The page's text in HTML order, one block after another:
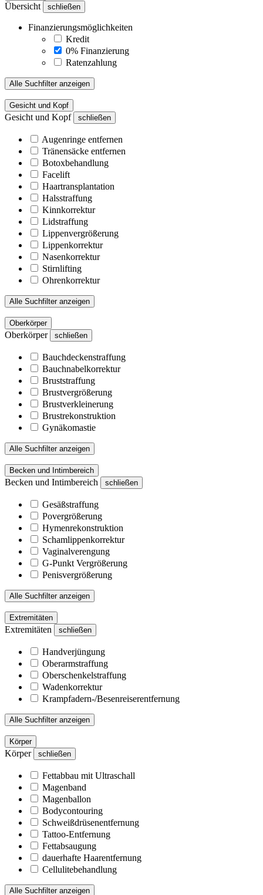
Übersicht schließen
Finanzierungsmöglichkeiten
Kredit
0% Finanzierung
Ratenzahlung
Alle Suchfilter anzeigen
Gesicht und Kopf
Gesicht und Kopf schließen
Augenringe entfernen
Tränensäcke entfernen
Botoxbehandlung
Facelift
Haartransplantation
Halsstraffung
Kinnkorrektur
Lidstraffung
Lippenvergrößerung
Lippenkorrektur
Nasenkorrektur
Stirnlifting
Ohrenkorrektur
Alle Suchfilter anzeigen
Oberkörper
Oberkörper schließen
Bauchdeckenstraffung
Bauchnabelkorrektur
Bruststraffung
Brustvergrößerung
Brustverkleinerung
Brustrekonstruktion
Gynäkomastie
Alle Suchfilter anzeigen
Becken und Intimbereich
Becken und Intimbereich schließen
Gesäßstraffung
Povergrößerung
Hymenrekonstruktion
Schamlippenkorrektur
Vaginalverengung
G-Punkt Vergrößerung
Penisvergrößerung
Alle Suchfilter anzeigen
Extremitäten
Extremitäten schließen
Handverjüngung
Oberarmstraffung
Oberschenkelstraffung
Wadenkorrektur
Krampfadern-/Besenreiserentfernung
Alle Suchfilter anzeigen
Körper
Körper schließen
Fettabbau mit Ultraschall
Magenband
Magenballon
Bodycontouring
Schweißdrüsenentfernung
Tattoo-Entfernung
Fettabsaugung
dauerhafte Haarentfernung
Cellulitebehandlung
Alle Suchfilter anzeigen